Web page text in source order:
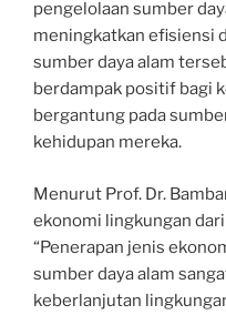
pengelolaan sumber
meningkatkan efisiensi
sumber daya alam
berdampak positif bagi
bergantung pada
kehidupan mereka.
Menurut Prof. Dr.
ekonomi lingkungan
“Penerapan jenis
sumber daya alam
keberlanjutan